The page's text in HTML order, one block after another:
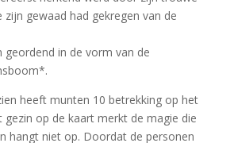
zijn gewaad had gekregen van de
geordend in de vorm van de
heeft munten 10 betrekking op het
gezin op de kaart merkt de magie die
hangt niet op. Doordat de personen